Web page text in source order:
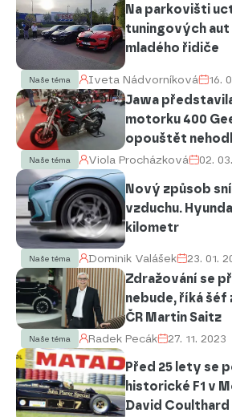
Na parkovišti
tuningových
mladého řidiče
Naše téma Iveta Nádvorníková 16.
Jawa
motorku 400
opouštět
Naše téma Viola Procházková 02.
Nový způsob
vzduchu.
kilometr
Naše téma Dominik Valášek 23. 01.
Zdražování se
nebude, říká šéf
ČR Martin Saitz
Naše téma Radek Pecák 27. 11. 2023
Před 25 lety se
historické F1 v
David Coulthard